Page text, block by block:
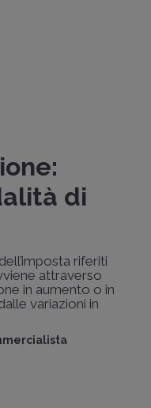
di
riferiti
attraverso
in aumento o in
variazioni in